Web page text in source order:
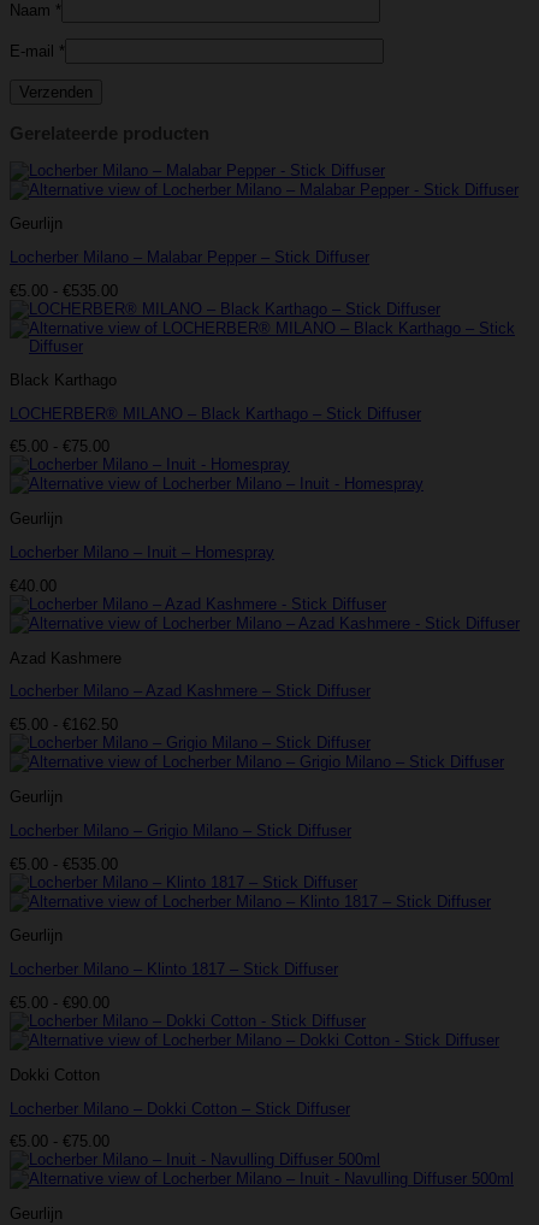
Naam *
E-mail *
Gerelateerde producten
Geurlijn
Locherber Milano – Malabar Pepper – Stick Diffuser
€5.00 - €535.00Prijsklasse:
€5.00
tot
Black Karthago
LOCHERBER® MILANO – Black Karthago – Stick Diffuser
€5.00 - €75.00Prijsklasse:
€5.00
tot
Geurlijn
Locherber Milano – Inuit – Homespray
€40.00
Azad Kashmere
Locherber Milano – Azad Kashmere – Stick Diffuser
€5.00 - €162.50Prijsklasse:
€5.00
tot
Geurlijn
Locherber Milano – Grigio Milano – Stick Diffuser
€5.00 - €535.00Prijsklasse:
€5.00
tot
Geurlijn
Locherber Milano – Klinto 1817 – Stick Diffuser
€5.00 - €90.00Prijsklasse:
€5.00
tot
Dokki Cotton
Locherber Milano – Dokki Cotton – Stick Diffuser
€5.00 - €75.00Prijsklasse:
€5.00
tot
Geurlijn